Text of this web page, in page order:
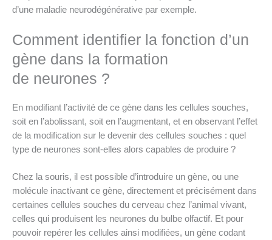
d’une maladie neurodégénérative par exemple.
Comment identifier la fonction d’un
gène dans la formation
de neurones ?
En modifiant l’activité de ce gène dans les cellules souches,
soit en l’abolissant, soit en l’augmentant, et en observant l’effet
de la modification sur le devenir des cellules souches : quel
type de neurones sont-elles alors capables de produire ?
Chez la souris, il est possible d’introduire un gène, ou une
molécule inactivant ce gène, directement et précisément dans
certaines cellules souches du cerveau chez l’animal vivant,
celles qui produisent les neurones du bulbe olfactif. Et pour
pouvoir repérer les cellules ainsi modifiées, un gène codant